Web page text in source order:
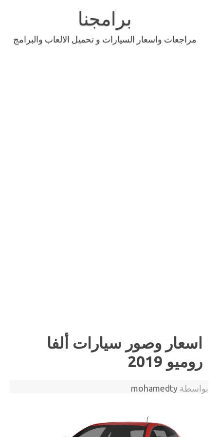
برامجنا
مراجعات واسعار السيارات و تحميل الالعاب والبرامج
اسعار وصور سيارات ألفا
روميو 2019
بواسطة mohamedty